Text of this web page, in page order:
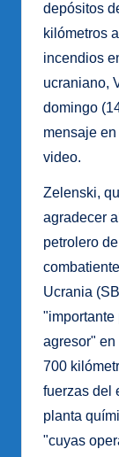
depósitos
kilómetros
incendios
ucraniano,
domingo
mensaje
video.
Zelenski,
agradecer
petrolero
Ucrania
"importante
agresor" en
700
fuerzas del
planta
"cuyas